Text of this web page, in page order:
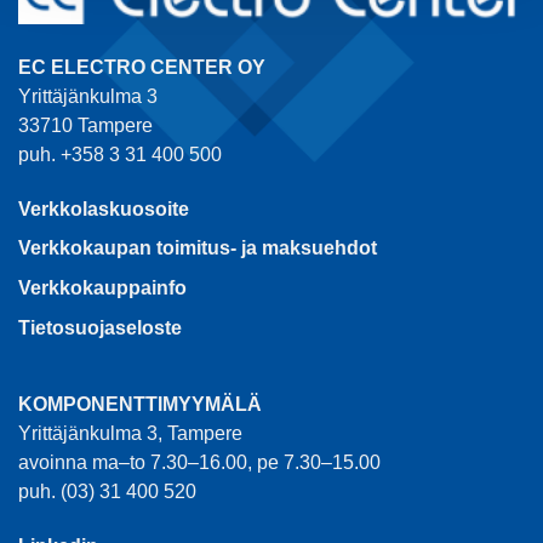
EC ELECTRO CENTER OY
Yrittäjänkulma 3
33710 Tampere
puh. +358 3 31 400 500
Verkkolaskuosoite
Verkkokaupan toimitus- ja maksuehdot
Verkkokauppainfo
Tietosuojaseloste
KOMPONENTTIMYYMÄLÄ
Yrittäjänkulma 3, Tampere
avoinna ma–to 7.30–16.00, pe 7.30–15.00
puh. (03) 31 400 520